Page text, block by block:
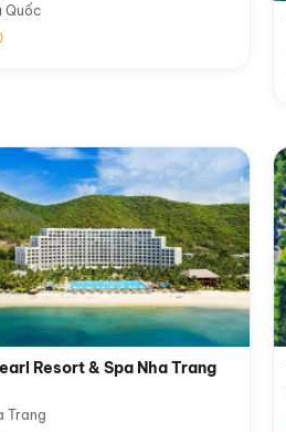
Quốc
Resort & Spa Nha Trang
Trang